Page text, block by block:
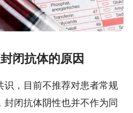
闭抗体的原因
识，目前不推荐对患者常规
封闭抗体阴性也并不作为同